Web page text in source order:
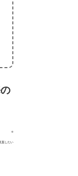
直したい